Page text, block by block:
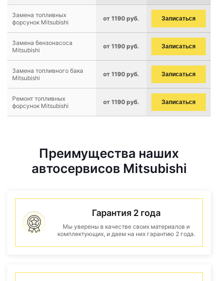
Замена топливных
форсунок Mitsubishi
от 1190 руб. Записаться
Замена бензонасоса
Mitsubishi
от 1190 руб. Записаться
Замена топливного бака
Mitsubishi
от 1190 руб. Записаться
Ремонт топливных
форсунок Mitsubishi
от 1190 руб. Записаться
Преимущества наших
автосервисов Mitsubishi
Гарантия 2 года
Мы уверены в качестве своих материалов и
комплектующих, и даем на них гарантию 2 года.